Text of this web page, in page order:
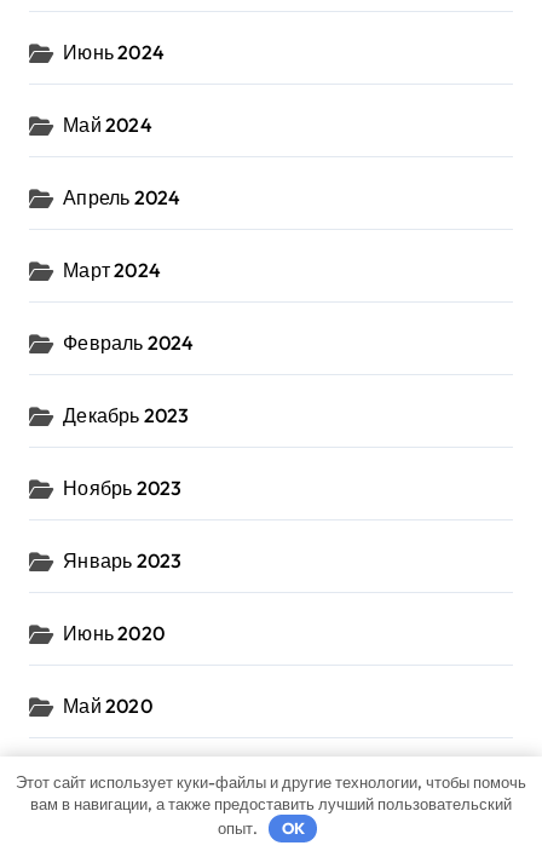
Июнь 2024
Май 2024
Апрель 2024
Март 2024
Февраль 2024
Декабрь 2023
Ноябрь 2023
Январь 2023
Июнь 2020
Май 2020
Июль 2019
Этот сайт использует куки-файлы и другие технологии, чтобы помочь
вам в навигации, а также предоставить лучший пользовательский
опыт.
OK